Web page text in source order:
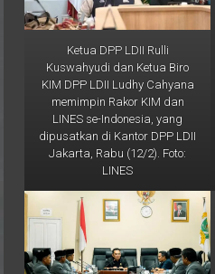
Ketua DPP LDII Rulli
Kuswahyudi dan Ketua Biro
KIM DPP LDII Ludhy Cahyana
memimpin Rakor KIM dan
LINES se-Indonesia, yang